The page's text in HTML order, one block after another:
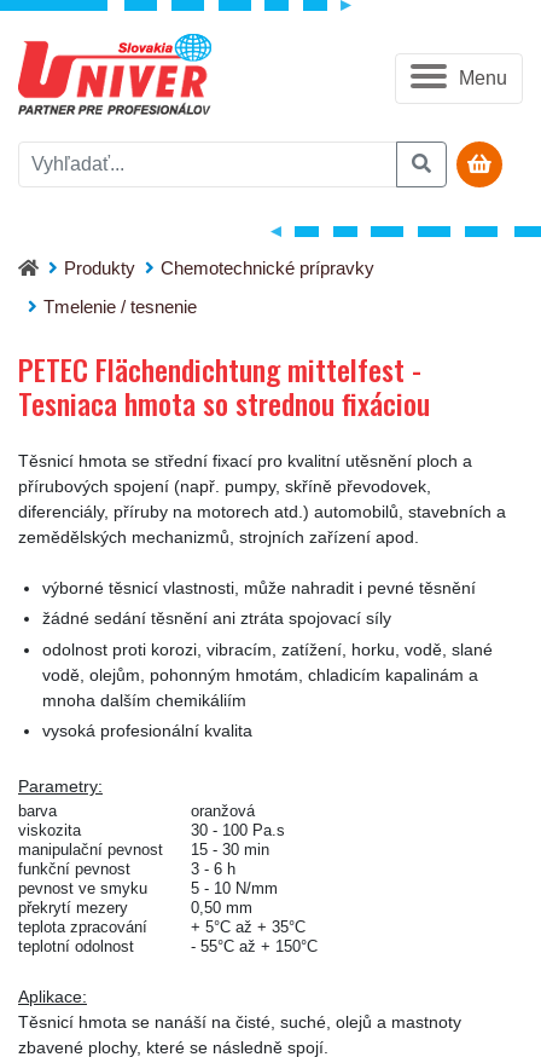
Menu
Produkty
Chemotechnické prípravky
Tmelenie / tesnenie
PETEC Flächendichtung mittelfest - Tesniaca hmota so
PETEC Flächendichtung mittelfest -
Tesniaca hmota so strednou fixáciou
Těsnicí hmota se střední fixací pro kvalitní utěsnění ploch a
přírubových spojení (např. pumpy, skříně převodovek,
diferenciály, příruby na motorech atd.) automobilů, stavebních a
zemědělských mechanizmů, strojních zařízení apod.
výborné těsnicí vlastnosti, může nahradit i pevné těsnění
žádné sedání těsnění ani ztráta spojovací síly
odolnost proti korozi, vibracím, zatížení, horku, vodě, slané
vodě, olejům, pohonným hmotám, chladicím kapalinám a
mnoha dalším chemikáliím
vysoká profesionální kvalita
Parametry:
barva
viskozita
manipulační pevnost
funkční pevnost
pevnost ve smyku
překrytí mezery
teplota zpracování
teplotní odolnost
oranžová
30 - 100 Pa.s
15 - 30 min
3 - 6 h
5 - 10 N/mm
0,50 mm
+ 5°C až + 35°C
- 55°C až + 150°C
Aplikace:
Těsnicí hmota se nanáší na čisté, suché, olejů a mastnoty
zbavené plochy, které se následně spojí.